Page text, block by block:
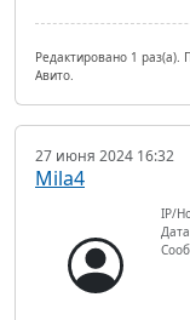
Редактировано 1 раз(а).
Авито.
27 июня 2024 16:32
Mila4
IP/